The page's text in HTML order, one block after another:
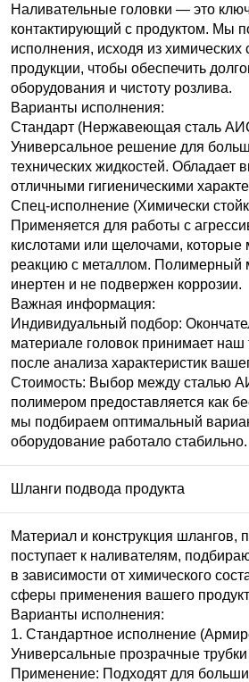
Наливательные головки — это
контактирующий с продуктом. Мы
исполнения, исходя из химических
продукции, чтобы обеспечить
оборудования и чистоту розлива.
Варианты исполнения:
Стандарт (Нержавеющая сталь
Универсальное решение для
технических жидкостей. Обладает
отличными гигиеническими
Спец-исполнение (Химически
Применяется для работы с
кислотами или щелочами, которые
реакцию с металлом. Полимерный
инертен и не подвержен коррозии.
Важная информация:
Индивидуальный подбор:
материале головок принимает наш
после анализа характеристик
Стоимость: Выбор между сталью
полимером предоставляется как
мы подбираем оптимальный
оборудование работало стабильно.
Шланги подвода продукта
Материал и конструкция шлангов,
поступает к наливателям,
в зависимости от химического
сферы применения вашего
Варианты исполнения:
1. Стандартное исполнение
Универсальные прозрачные
Применение: Подходят для